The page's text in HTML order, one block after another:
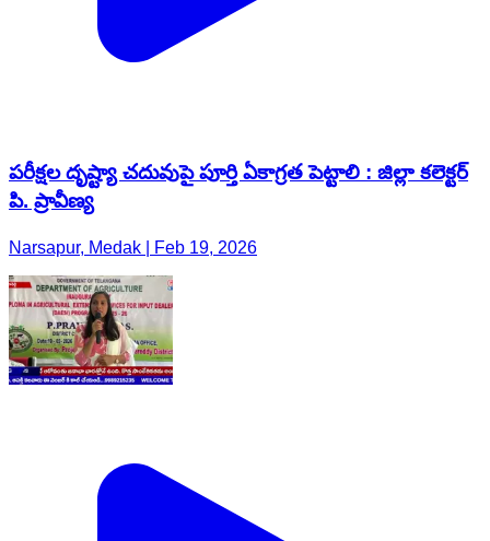
పరీక్షల దృష్ట్యా చదువుపై పూర్తి ఏకాగ్రత పెట్టాలి : జిల్లా కలెక్టర్
పి. ప్రావీణ్య
Narsapur, Medak | Feb 19, 2026